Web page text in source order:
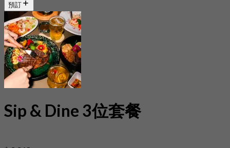
預訂
Sip & Dine 3位套餐